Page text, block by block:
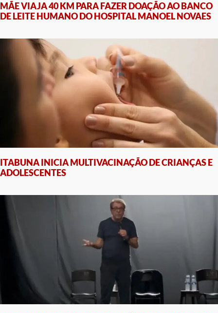
MÃE VIAJA 40 KM PARA FAZER DOAÇÃO AO BANCO
DE LEITE HUMANO DO HOSPITAL MANOEL NOVAES
ITABUNA INICIA MULTIVACINAÇÃO DE CRIANÇAS E
ADOLESCENTES